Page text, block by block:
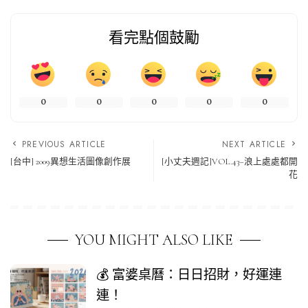
看完點個鼓勵
0 0 0 0 0
PREVIOUS ARTICLE
[台中] 2009異想生活圖像創作展
NEXT ARTICLE
[小丈夫週記]VOL.43–浪上處處都開
花
YOU MIGHT ALSO LIKE
💰 富婆桌曆：日日招財，好運連
連！